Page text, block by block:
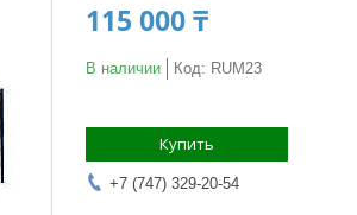
115 000 ₸
В наличии Код: RUM23
Купить
+7 (747) 329-20-54